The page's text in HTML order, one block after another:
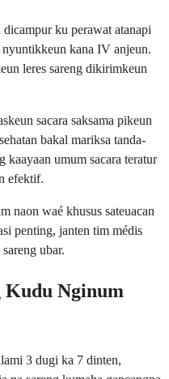
ku perawat atanapi
nyuntikkeun kana IV anjeun.
leres sareng dikirimkeun
sacara saksama pikeun
bakal mariksa tanda-
kaayaan umum sacara teratur
efektif.
naon waé khusus sateuacan
penting, janten tim médis
ubar.
Nginum
3 dugi ka 7 dinten,